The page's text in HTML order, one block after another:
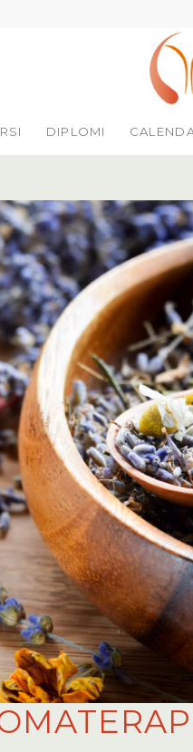
DIPLOMI